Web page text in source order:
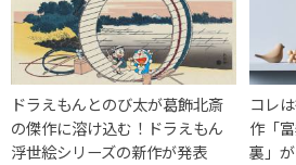
ドラえもんとのび太が葛飾北斎
の傑作に溶け込む！ドラえもん
浮世絵シリーズの新作が発表
コレ
作「
裏」